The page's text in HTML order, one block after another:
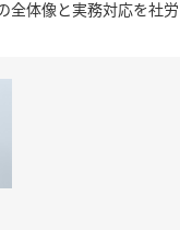
全体像と実務対応を社労